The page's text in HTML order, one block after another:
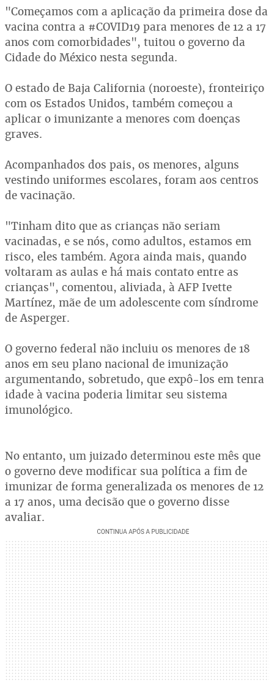
"Começamos com a aplicação da primeira dose da
vacina contra a #COVID19 para menores de 12 a 17
anos com comorbidades", tuitou o governo da
Cidade do México nesta segunda.
O estado de Baja California (noroeste), fronteiriço
com os Estados Unidos, também começou a
aplicar o imunizante a menores com doenças
graves.
Acompanhados dos pais, os menores, alguns
vestindo uniformes escolares, foram aos centros
de vacinação.
"Tinham dito que as crianças não seriam
vacinadas, e se nós, como adultos, estamos em
risco, eles também. Agora ainda mais, quando
voltaram as aulas e há mais contato entre as
crianças", comentou, aliviada, à AFP Ivette
Martínez, mãe de um adolescente com síndrome
de Asperger.
O governo federal não incluiu os menores de 18
anos em seu plano nacional de imunização
argumentando, sobretudo, que expô-los em tenra
idade à vacina poderia limitar seu sistema
imunológico.
No entanto, um juizado determinou este mês que
o governo deve modificar sua política a fim de
imunizar de forma generalizada os menores de 12
a 17 anos, uma decisão que o governo disse
avaliar.